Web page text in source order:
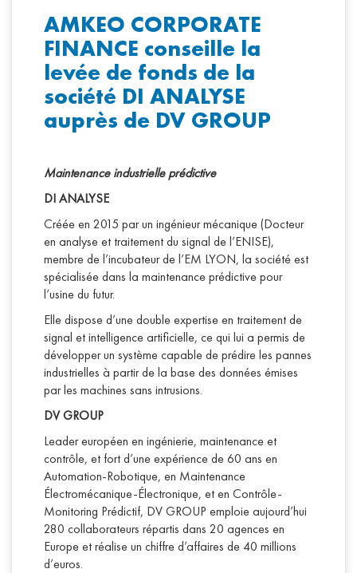
AMKEO CORPORATE
FINANCE conseille la
levée de fonds de la
société DI ANALYSE
auprès de DV GROUP
Maintenance industrielle prédictive
DI ANALYSE
Créée en 2015 par un ingénieur mécanique (Docteur
en analyse et traitement du signal de l’ENISE),
membre de l’incubateur de l’EM LYON, la société est
spécialisée dans la maintenance prédictive pour
l’usine du futur.
Elle dispose d’une double expertise en traitement de
signal et intelligence artificielle, ce qui lui a permis de
développer un système capable de prédire les pannes
industrielles à partir de la base des données émises
par les machines sans intrusions.
DV GROUP
Leader européen en ingénierie, maintenance et
contrôle, et fort d’une expérience de 60 ans en
Automation-Robotique, en Maintenance
Électromécanique-Électronique, et en Contrôle-
Monitoring Prédictif, DV GROUP emploie aujourd’hui
280 collaborateurs répartis dans 20 agences en
Europe et réalise un chiffre d’affaires de 40 millions
d’euros.